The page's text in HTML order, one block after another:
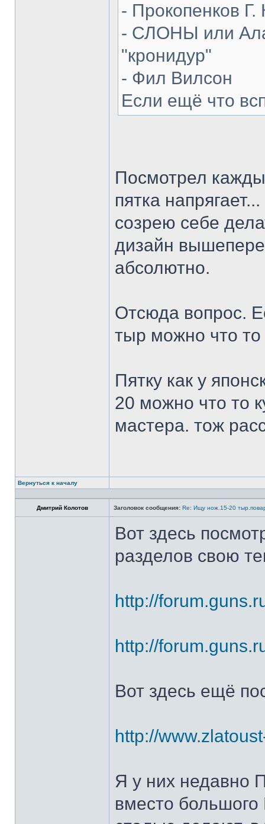
- Прокопенков Г.
- СЛОНЫ или
"кронидур"
- Фил Вилсон
Если ещё что
Посмотрел
пятка
созрею себе
дизайн
абсолютно.
Отсюда вопрос.
тыр можно что
Пятку как у
20 можно что то
мастера. тож
Вернуться к началу
Дмитрий Колотов Заголовок сообщения: Re: Ищу нож.15-20
Вот здесь
разделов свою
http://
http://
Вот здесь ещё
http://
Я у них недавно
вместо